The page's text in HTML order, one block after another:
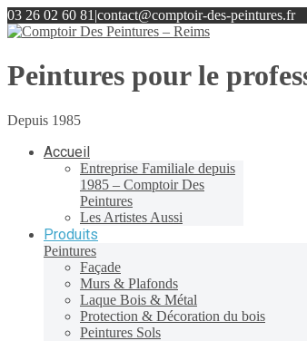
03 26 02 60 81 |contact@comptoir-des-peintures.fr
Peintures pour le
Depuis 1985
Accueil
Entreprise Familiale depuis
1985 – Comptoir Des
Peintures
Les Artistes Aussi
Produits
Peintures
Façade
Murs & Plafonds
Laque Bois & Métal
Protection & Décoration du bois
Peintures Sols